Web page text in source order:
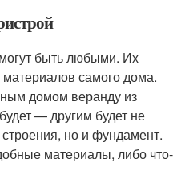
быть любыми. Их
самого дома.
домом веранду из
— другим будет не
но и фундамент.
материалы, либо что-